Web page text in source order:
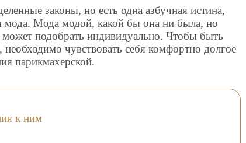
законы, но есть одна азбучная истина,
мода. Мода модой, какой бы она ни была, но
подобрать индивидуально. Чтобы быть
чувствовать себя комфортно долгое
парикмахерской.
к ним